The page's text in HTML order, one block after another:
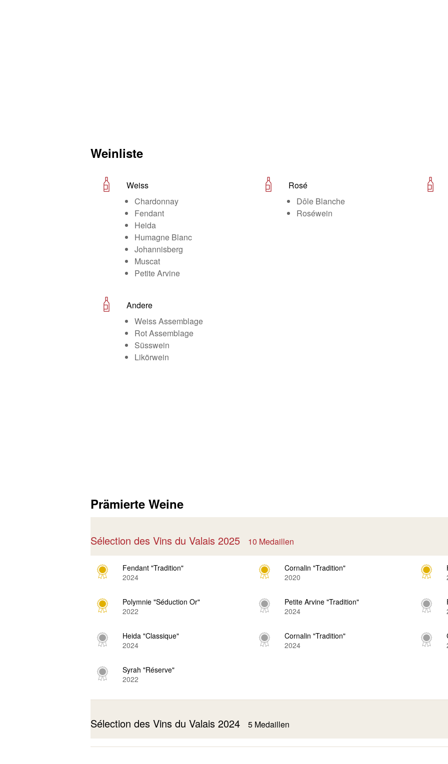
Weinliste
Weiss
Chardonnay
Fendant
Heida
Humagne Blanc
Johannisberg
Muscat
Petite Arvine
Rosé
Dôle Blanche
Roséwein
Andere
Weiss Assemblage
Rot Assemblage
Süsswein
Likörwein
Prämierte Weine
Sélection des Vins du Valais 2025 10 Medaillen
Fendant "Tradition"
2024
Cornalin "Tradition"
2020
Polymnie "Séduction Or"
2022
Petite Arvine "Tradition"
2024
Heida "Classique"
2024
Cornalin "Tradition"
2024
Syrah "Réserve"
2022
Sélection des Vins du Valais 2024 5 Medaillen